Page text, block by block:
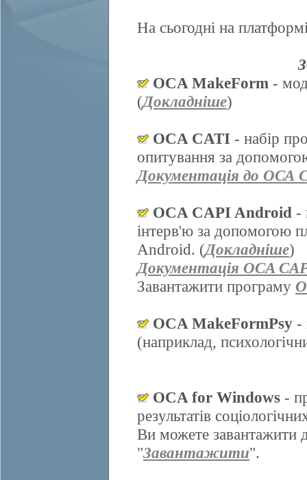
На сьогодні на
OCA MakeForm -
(Докладніше)
OCA CATI - набір
опитування за
Документація до ОСА
OCA CAPI Android -
інтерв'ю за допомогою
Android. (Докладніше)
Документація OCA
Завантажити програму
OCA MakeFormPsy -
(наприклад,
OCA for Windows -
результатів
Ви можете завантажити
"Завантажити".